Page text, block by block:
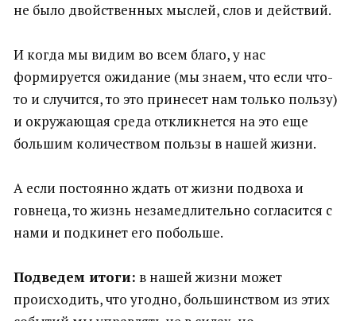
не было двойственных мыслей, слов и действий.
И когда мы видим во всем благо, у нас
формируется ожидание (мы знаем, что если что-
то и случится, то это принесет нам только пользу)
и окружающая среда откликнется на это еще
большим количеством пользы в нашей жизни.
А если постоянно ждать от жизни подвоха и
говнеца, то жизнь незамедлительно согласится с
нами и подкинет его побольше.
Подведем итоги: в нашей жизни может
происходить, что угодно, большинством из этих